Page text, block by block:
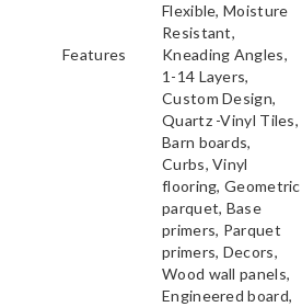
Features
Flexible, Moisture
Resistant,
Kneading Angles,
1-14 Layers,
Custom Design,
Quartz -Vinyl Tiles,
Barn boards,
Curbs, Vinyl
flooring, Geometric
parquet, Base
primers, Parquet
primers, Decors,
Wood wall panels,
Engineered board,